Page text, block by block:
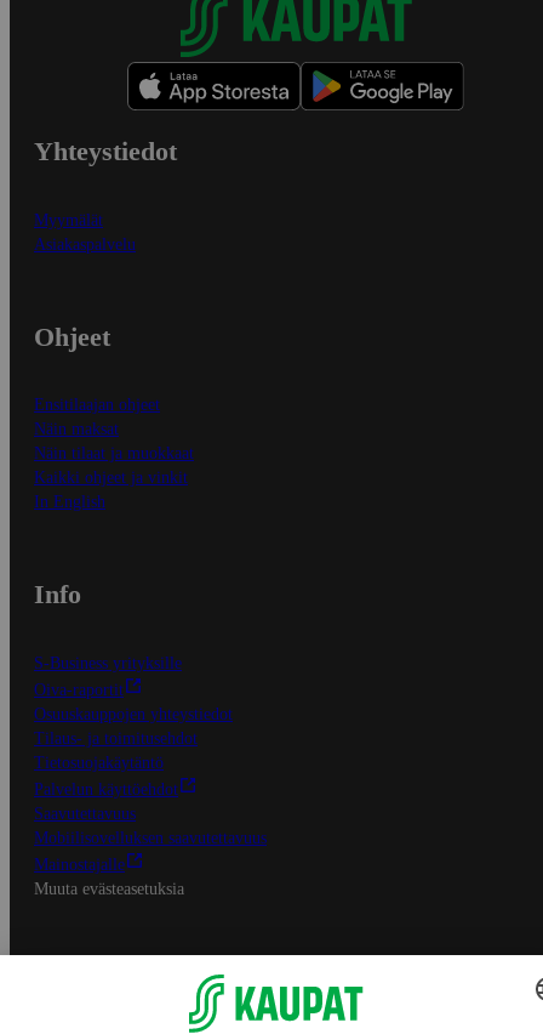
Yhteystiedot
Myymälät
Asiakaspalvelu
Ohjeet
Ensitilaajan ohjeet
Näin maksat
Näin tilaat ja muokkaat
Kaikki ohjeet ja vinkit
In English
Info
S-Business yrityksille
Oiva-raportit
Osuuskauppojen yhteystiedot
Tilaus- ja toimitusehdot
Tietosuojakäytäntö
Palvelun käyttöehdot
Saavutettavuus
Mobiilisovelluksen saavutettavuus
Mainostajalle
Muuta evästeasetuksia
S-ryhmän palvelut